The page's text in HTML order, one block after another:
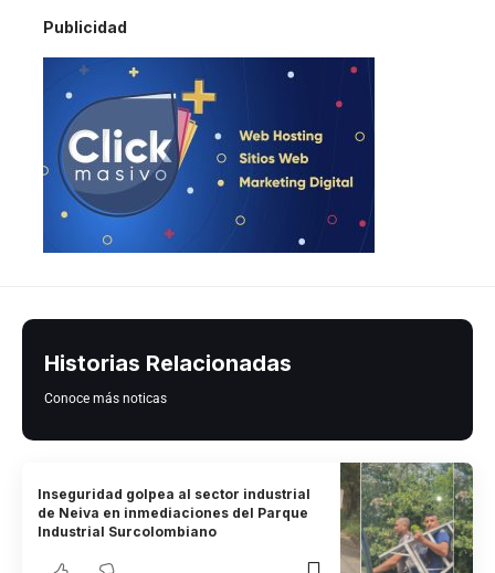
Publicidad
Historias Relacionadas
Conoce más noticas
Inseguridad golpea al sector industrial
de Neiva en inmediaciones del Parque
Industrial Surcolombiano